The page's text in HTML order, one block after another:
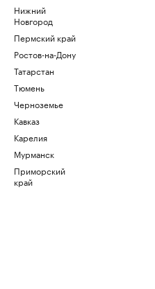
Нижний
Новгород
Пермский край
Ростов-на-Дону
Татарстан
Тюмень
Черноземье
Кавказ
Карелия
Мурманск
Приморский
край